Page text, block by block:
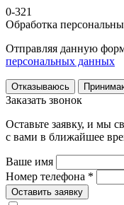
0-321
Обработка
Отправляя данную
персональных данных
Отказываюсь
Заказать звонок
Оставьте заявку, и мы
с вами в ближайшее
Ваше имя
Номер телефона *
Оставить заявку